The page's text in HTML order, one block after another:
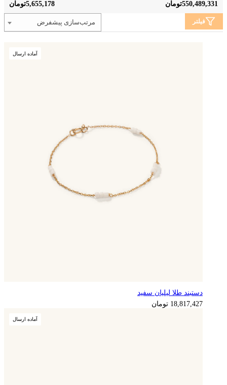
5,655,178تومان 550,489,331تومان
مرتب‌سازی پیشفرض فیلتر
آماده ارسال
4,704,357 تومان
دستبند طلا لیلیان سفید
18,817,427 تومان
آماده ارسال